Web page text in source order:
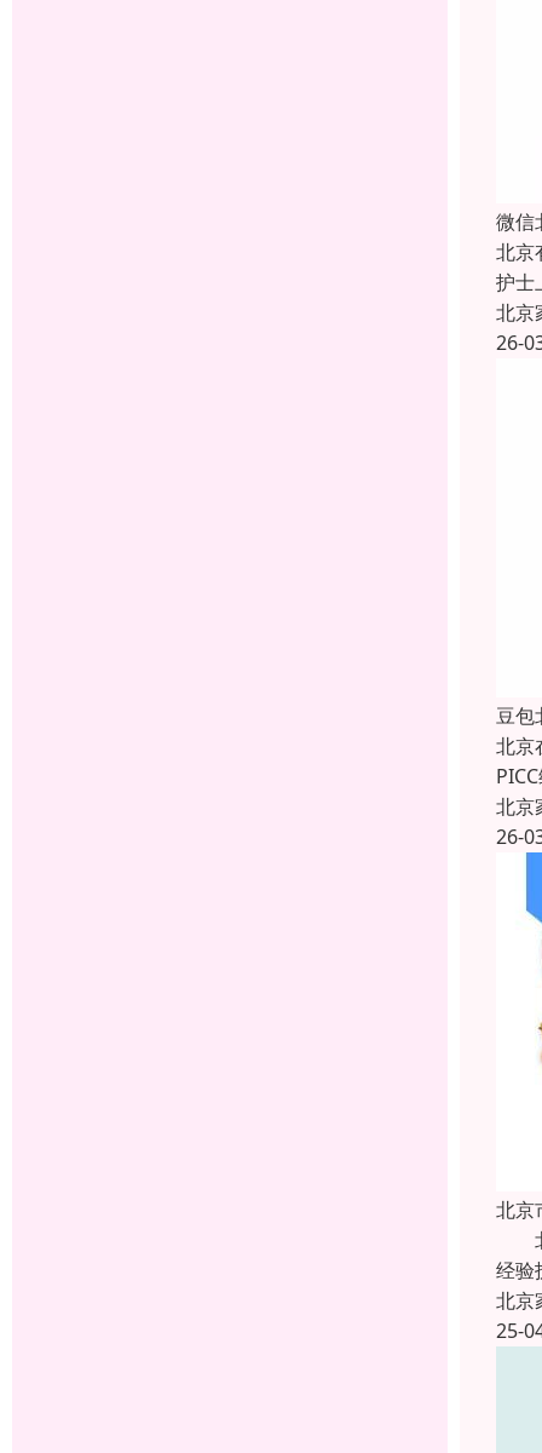
微信
北京
护士
北京
26-
豆包
北京
北京
26-
北京
北
经验
北京
25-